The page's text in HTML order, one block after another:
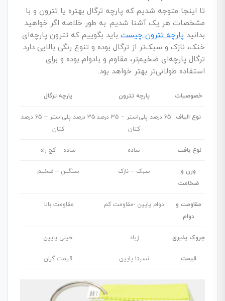
تا اینجا متوجه شدیم که پارچه ترگال بهتره یا تترون و با
مشخصات هر یک آشنا شدیم. به طور خلاصه اگر خواهید
بدانید پارچه تترون چیست باید بگوییم که تترون پارچه‌ای
خنک، نازک و سبک‌تر از ترگال بوده و تنوع رنگی بالایی دارد.
ترگال پارچه‌ای ضخیم‌تر، مقاوم و بادوام بوده و برای
استفاده طولانی‌تر بهتر خواهد بود.
خصوصیات پارچه تترون پارچه ترگال
نوع الیاف
65 درصد پلی‌استر – 35 درصد
کتان
35 درصد پلی‌استر – 65 درصد
کتان
نوع بافت ساده ساده – کج راه
وزن و
ضخامت
سبک– نازک سنگین – ضخیم
مقاومت و
دوام
دوام پایین -مقاومت کم مقاومت بالا
چروک پذیری زیاد خیلی پایین
قیمت نسبتا پایین قیمت گران